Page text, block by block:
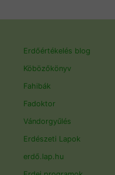
Erdőértékelés blog
Köbözőkönyv
Fahibák
Fadoktor
Vándorgyűlés
Erdészeti Lapok
erdő.lap.hu